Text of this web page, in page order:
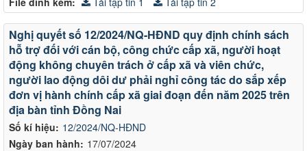
Số kí hiệu: 12/2024/NQ-HĐND
Ngày ban hành: 17/07/2024
Nghị quyết số 12/2024/NQ-HĐND quy định chính sách
hỗ trợ đối với cán bộ, công chức cấp xã, người hoạt
động không chuyên trách ở cấp xã và viên chức,
người lao động dôi dư phải nghỉ công tác do sắp xếp
đơn vị hành chính cấp xã giai đoạn đến năm 2025 trên
địa bàn tỉnh Đồng Nai